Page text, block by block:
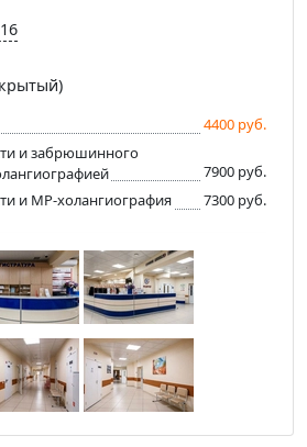
4400 руб.
и забрюшинного
7900 руб.
и МР-холангиография
7300 руб.